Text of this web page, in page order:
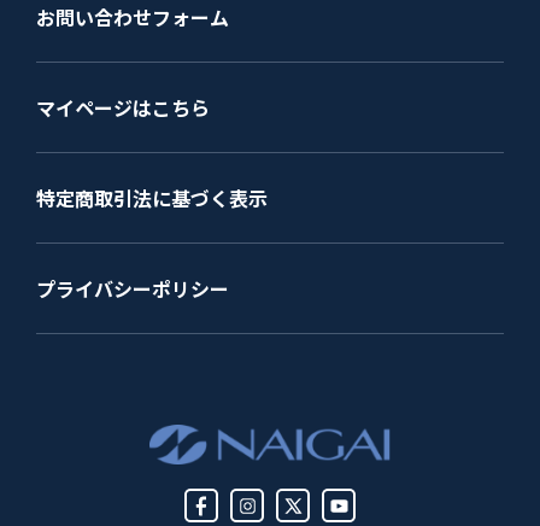
お問い合わせフォーム
マイページはこちら
特定商取引法に基づく表示
プライバシーポリシー